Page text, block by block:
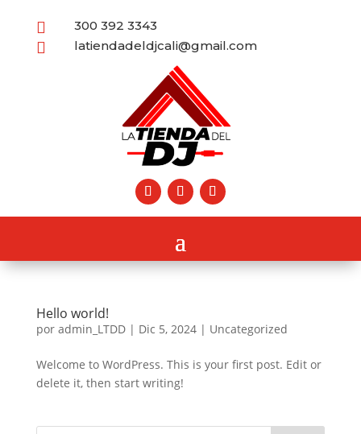
 300 392 3343
 latiendadeldjcali@gmail.com
Hello world!
por admin_LTDD| Dic 5, 2024| Uncategorized
Welcome to WordPress. This is your first post. Edit or
delete it, then start writing!